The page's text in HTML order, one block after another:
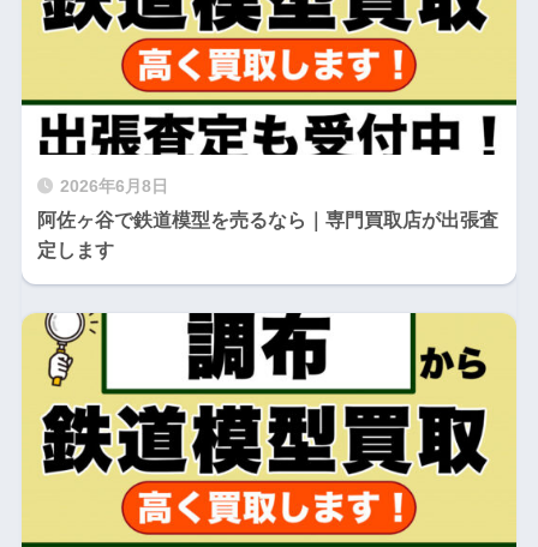
2026年6月8日
阿佐ヶ谷で鉄道模型を売るなら｜専門買取店が出張査
定します